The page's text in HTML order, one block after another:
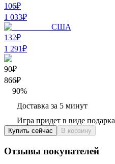
106₽
1 033₽
США
132₽
1 291₽
90₽
866₽
90%
Доставка за 5 минут
Игра придет в виде подарка
Купить сейчас В корзину
Отзывы покупателей